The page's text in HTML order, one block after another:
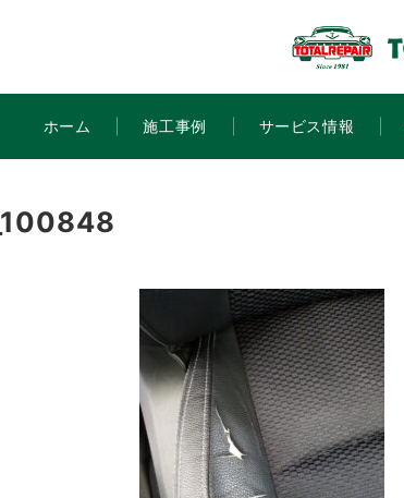
ホーム 施工事例 サービス情報